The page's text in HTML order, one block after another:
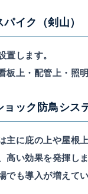
イク（剣山）
置します。
板上・配管上・照
ック防鳥シス
主に庇の上や屋根
高い効果を発揮しま
でも導入が増えてい